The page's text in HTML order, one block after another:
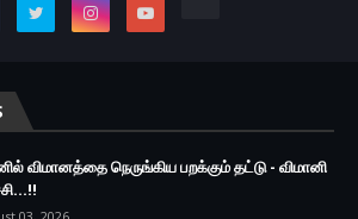
விமானத்தை நெருங்கிய பறக்கும் தட்டு - விமானி